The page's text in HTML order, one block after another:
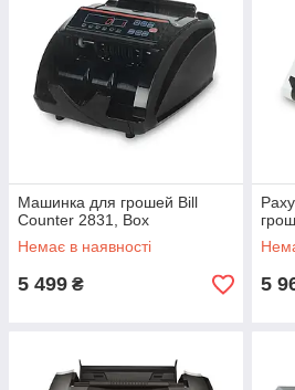
Машинка для грошей Bill
Counter 2831, Box
Немає в наявності
5 499 ₴ 5